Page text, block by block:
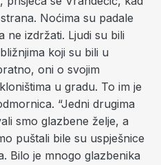
Noćima su padale
ne izdržati. Ljudi su bili
koji su bili u
oni o svojim
u gradu. To im je
“Jedni drugima
smo glazbene želje, a
puštali bile su uspješnice
Bilo je mnogo glazbenika